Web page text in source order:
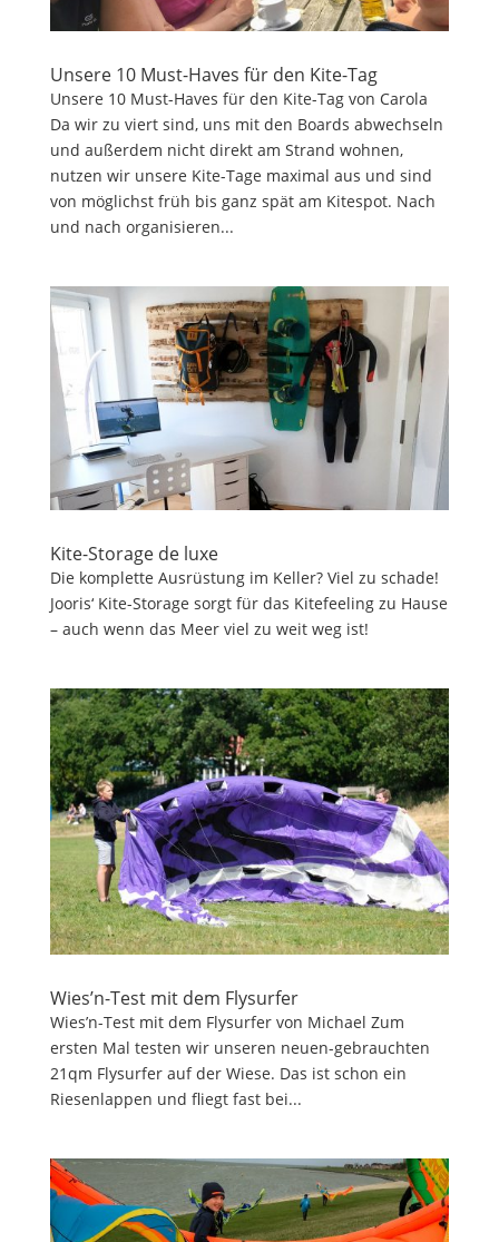
Unsere 10 Must-Haves für den Kite-Tag
Unsere 10 Must-Haves für den Kite-Tag von Carola
Da wir zu viert sind, uns mit den Boards abwechseln
und außerdem nicht direkt am Strand wohnen,
nutzen wir unsere Kite-Tage maximal aus und sind
von möglichst früh bis ganz spät am Kitespot. Nach
und nach organisieren...
Kite-Storage de luxe
Die komplette Ausrüstung im Keller? Viel zu schade!
Jooris‘ Kite-Storage sorgt für das Kitefeeling zu Hause
– auch wenn das Meer viel zu weit weg ist!
Wies’n-Test mit dem Flysurfer
Wies’n-Test mit dem Flysurfer von Michael Zum
ersten Mal testen wir unseren neuen-gebrauchten
21qm Flysurfer auf der Wiese. Das ist schon ein
Riesenlappen und fliegt fast bei...